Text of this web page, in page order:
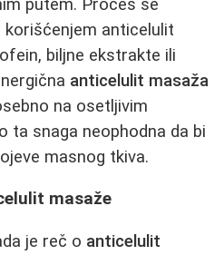
putem. Proces se
anticelulit
biljne ekstrakte ili
anticelulit masaža
na osetljivim
ta snaga neophodna da bi
masnog tkiva.
masaže
je reč o anticelulit